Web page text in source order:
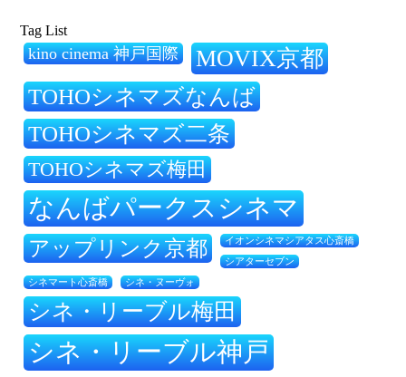
Tag List
kino cinema 神戸国際 MOVIX京都
TOHOシネマズなんば
TOHOシネマズ二条
TOHOシネマズ梅田
なんばパークスシネマ
アップリンク京都 イオンシネマシアタス心斎橋
シアターセブン
シネマート心斎橋 シネ・ヌーヴォ
シネ・リーブル梅田
シネ・リーブル神戸